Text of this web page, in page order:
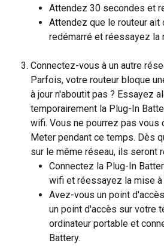
Attendez 30 secondes et
Attendez que le routeur ait
redémarré et réessayez la
Connectez-vous à un autre
Parfois, votre routeur bloque
à jour n'aboutit pas ? Essayez
temporairement la Plug-In
wifi. Vous ne pourrez pas vous
Meter pendant ce temps. Dès
sur le même réseau, ils seront
Connectez la Plug-In
wifi et réessayez la mise à
Avez-vous un point
un point d'accès sur votre
ordinateur portable et
Battery.